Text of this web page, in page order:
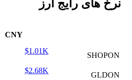
نرخ های رایج ارز
CNY
SHOPON
$1.01K
GLDON
$2.68K